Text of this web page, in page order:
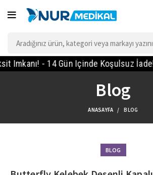
- 14 Gün Içinde Koşulsuz İade!
Blog
ANASAYFA BLOG
BLOG